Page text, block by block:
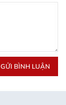
GỬI BÌNH LUẬN